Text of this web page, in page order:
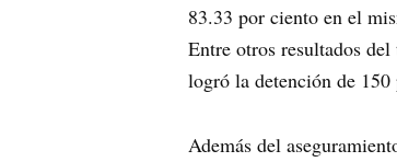
83.33 por ciento en el
Entre otros resultados
logró la detención de
Además del